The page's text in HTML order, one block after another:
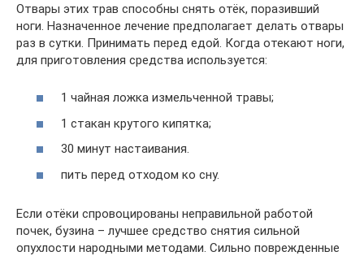
Отвары этих трав способны снять отёк, поразивший
ноги. Назначенное лечение предполагает делать отвары
раз в сутки. Принимать перед едой. Когда отекают ноги,
для приготовления средства используется:
1 чайная ложка измельченной травы;
1 стакан крутого кипятка;
30 минут настаивания.
пить перед отходом ко сну.
Если отёки спровоцированы неправильной работой
почек, бузина – лучшее средство снятия сильной
опухлости народными методами. Сильно поврежденные